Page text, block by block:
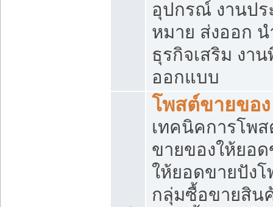
อุปกรณ์ งานป
หมาย ส่งออก น
ธุรกิจเสริม งา
ออกแบบ
โพสต์ขายของ
เทคนิคการโพ
ขายของให้ยอ
ให้ยอดขายปัง
กลุ่มซื้อขายสิน